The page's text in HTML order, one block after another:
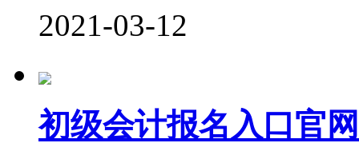
2021-03-12
初级会计报名入口官